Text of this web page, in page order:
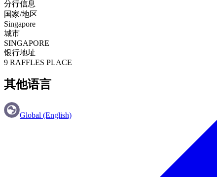
分行信息
国家/地区
Singapore
城市
SINGAPORE
银行地址
9 RAFFLES PLACE
其他语言
Global (English)